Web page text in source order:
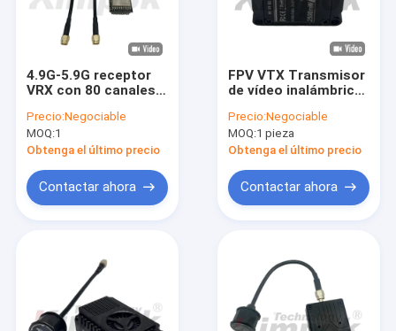
Radio de malla IP
Transmisor video de COFDM
Receptor video de COFDM
Antena del RF
4.9G-5.9G receptor
VRX con 80 canales y
módulo FPV VTX
Precio:Negociable
MOQ:1
Obtenga el último precio
Contactar ahora
FPV VTX Transmisor
de vídeo inalámbrico
Larga distancia para
RC Drone UAV
Precio:Negociable
MOQ:1 pieza
Obtenga el último precio
Contactar ahora